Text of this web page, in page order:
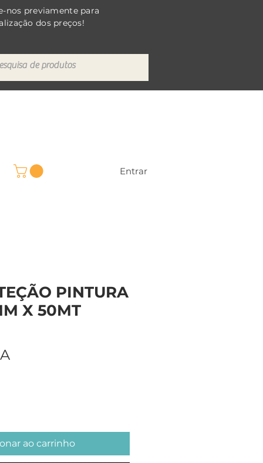
nos previamente para
dos preços!
Entrar
PINTURA
X 50MT
Preço
ao carrinho